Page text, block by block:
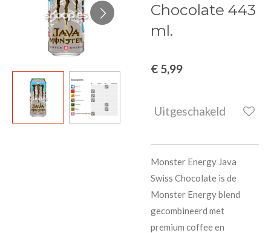
Chocolate 443
ml.
€ 5,99
Uitgeschakeld
Monster Energy Java
Swiss Chocolate is de
Monster Energy blend
gecombineerd met
premium coffee en